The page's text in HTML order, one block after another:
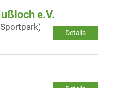
e.V.
Details